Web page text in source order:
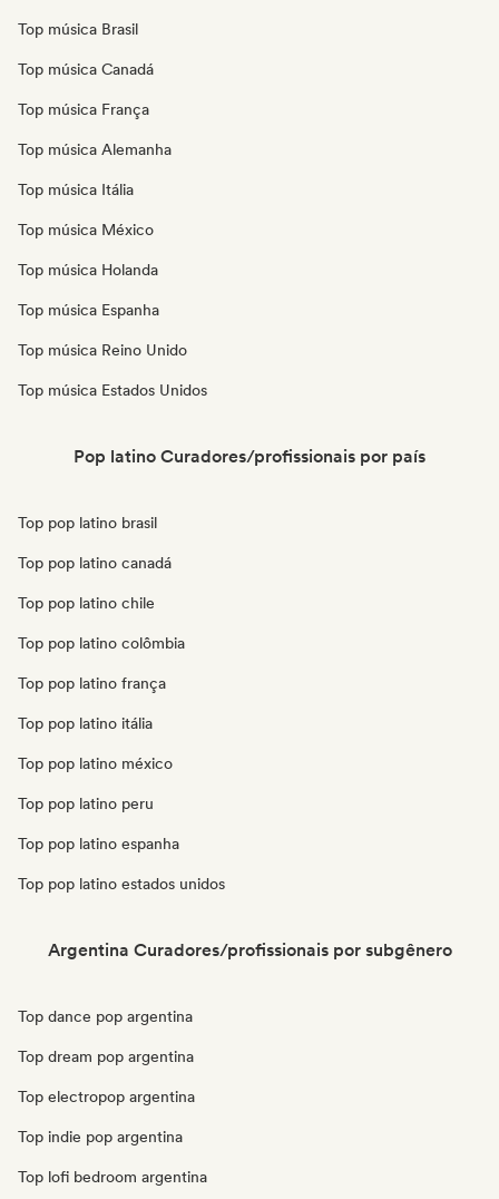
Top música Brasil
Top música Canadá
Top música França
Top música Alemanha
Top música Itália
Top música México
Top música Holanda
Top música Espanha
Top música Reino Unido
Top música Estados Unidos
Pop latino Curadores/profissionais por país
Top pop latino brasil
Top pop latino canadá
Top pop latino chile
Top pop latino colômbia
Top pop latino frança
Top pop latino itália
Top pop latino méxico
Top pop latino peru
Top pop latino espanha
Top pop latino estados unidos
Argentina Curadores/profissionais por subgênero
Top dance pop argentina
Top dream pop argentina
Top electropop argentina
Top indie pop argentina
Top lofi bedroom argentina